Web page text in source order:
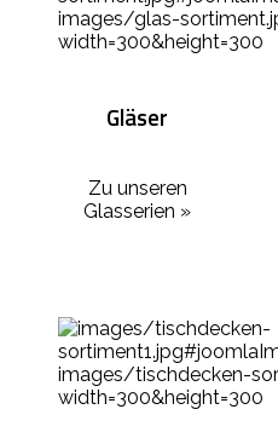
Gläser
Zu unseren
Glasserien »